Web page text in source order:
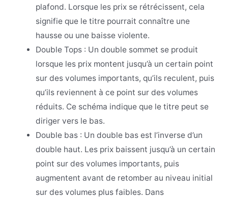
plafond. Lorsque les prix se rétrécissent, cela
signifie que le titre pourrait connaître une
hausse ou une baisse violente.
Double Tops : Un double sommet se produit
lorsque les prix montent jusqu’à un certain point
sur des volumes importants, qu’ils reculent, puis
qu’ils reviennent à ce point sur des volumes
réduits. Ce schéma indique que le titre peut se
diriger vers le bas.
Double bas : Un double bas est l’inverse d’un
double haut. Les prix baissent jusqu’à un certain
point sur des volumes importants, puis
augmentent avant de retomber au niveau initial
sur des volumes plus faibles. Dans